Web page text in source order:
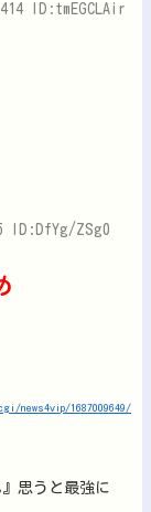
ID:tmEGCLAir
ID:DfYg/ZSg0
news4vip/1687009649/
思うと最強に